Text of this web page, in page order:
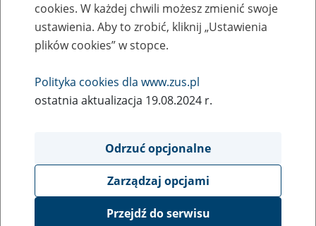
Zaproś ZUS do siebie - zakładanie profili
eZUS w siedzibie Twojej firmy
Rodzaj wydarzenia
Szkolenia
obsługa klientów
Event description
cookies. W każdej chwili możesz zmienić swoje
ustawienia. Aby to zrobić, kliknij „Ustawienia
plików cookies” w stopce.
Polityka cookies dla www.zus.pl
ostatnia aktualizacja 19.08.2024 r.
Odrzuć opcjonalne
Zarządzaj opcjami
Przejdź do serwisu